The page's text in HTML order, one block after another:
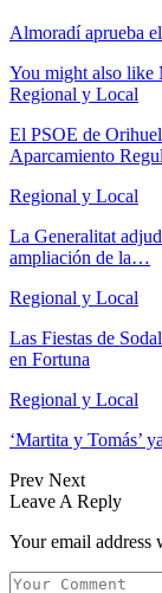
Almoradí aprueba
You might also like
Regional y Local
El PSOE de
Aparcamiento
Regional y Local
La Generalitat
ampliación de la…
Regional y Local
Las Fiestas de
en Fortuna
Regional y Local
‘Martita y Tomás’
Prev Next
Leave A Reply
Your email address